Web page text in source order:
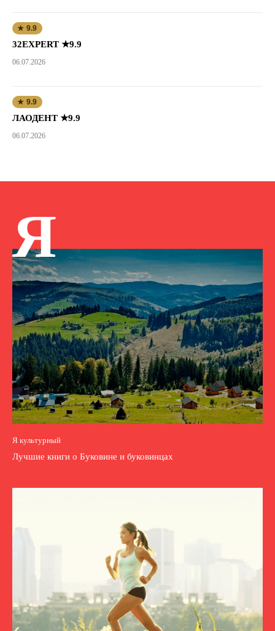
★ 9.9
32EXPERT ★9.9
06.07.2026
★ 9.9
ЛАОДЕНТ ★9.9
06.07.2026
Я
Я культурный
Лучшие книги о Буковине и буковинцах